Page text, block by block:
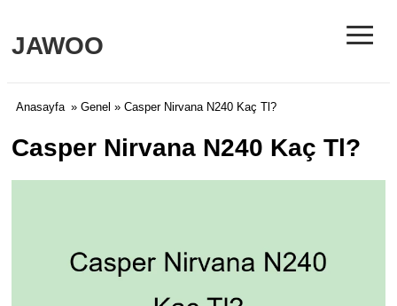
JAWOO ≡
Anasayfa » Genel » Casper Nirvana N240 Kaç Tl?
Casper Nirvana N240 Kaç Tl?